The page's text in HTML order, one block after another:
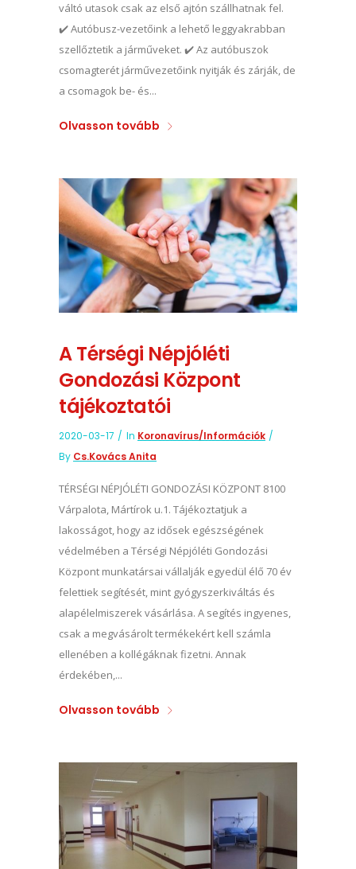
váltó utasok csak az első ajtón szállhatnak fel.
✔️ Autóbusz-vezetőink a lehető leggyakrabban
szellőztetik a járműveket. ✔️ Az autóbuszok
csomagterét járművezetőink nyitják és zárják, de
a csomagok be- és...
Olvasson tovább
A Térségi Népjóléti
Gondozási Központ
tájékoztatói
2020-03-17 In Koronavírus/információk
By Cs.Kovács Anita
TÉRSÉGI NÉPJÓLÉTI GONDOZÁSI KÖZPONT 8100
Várpalota, Mártírok u.1. Tájékoztatjuk a
lakosságot, hogy az idősek egészségének
védelmében a Térségi Népjóléti Gondozási
Központ munkatársai vállalják egyedül élő 70 év
felettiek segítését, mint gyógyszerkiváltás és
alapélelmiszerek vásárlása. A segítés ingyenes,
csak a megvásárolt termékekért kell számla
ellenében a kollégáknak fizetni. Annak
érdekében,...
Olvasson tovább